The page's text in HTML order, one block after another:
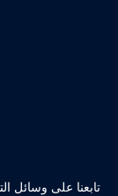
تابعنا على وسائل